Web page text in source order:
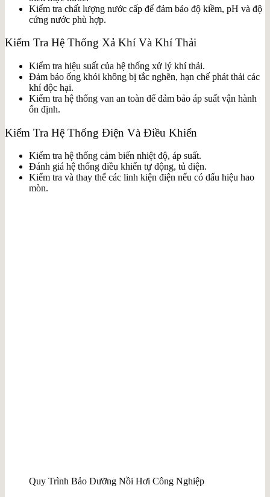
Kiểm tra chất lượng nước cấp để đảm bảo độ kiềm, pH và độ
cứng nước phù hợp.
Kiểm Tra Hệ Thống Xả Khí Và Khí Thải
Kiểm tra hiệu suất của hệ thống xử lý khí thải.
Đảm bảo ống khói không bị tắc nghẽn, hạn chế phát thải các
khí độc hại.
Kiểm tra hệ thống van an toàn để đảm bảo áp suất vận hành
ổn định.
Kiểm Tra Hệ Thống Điện Và Điều Khiển
Kiểm tra hệ thống cảm biến nhiệt độ, áp suất.
Đánh giá hệ thống điều khiển tự động, tủ điện.
Kiểm tra và thay thế các linh kiện điện nếu có dấu hiệu hao
mòn.
Quy Trình Bảo Dưỡng Nồi Hơi Công Nghiệp